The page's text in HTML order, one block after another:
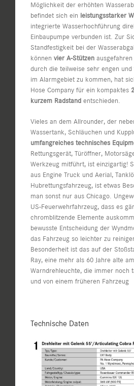
Möglichkeit der erhöhten
befindet sich ein leistungsstarker
integrierte Wasserhochführung
Einbaupumpe verbunden ist. Zur
Standfestigkeit bei der
können vier A-Stützen
durch die teilweise sehr engen
im Alarmgebiet zu kommen, hat
Hose Company für ein kompaktes
kurzem Radstand entschieden.
Vieles an dem Allrounder, der
Wassertank, Schläuchen und
umfangreiches technisches
Rettungsgerät, Türöffner,
Werkzeug mitführt, ist einzigartig!
aus Engine Truck und Aerial,
Hubrettungsfahrzeug, ist etwas
man sonst nur aus Chicago.
US-Feuerwehrfahrzeug, dass es
chromblitzende Elemente
bewusste Entscheidung der
das Fahrzeug so leichter zu
Besonderheit ist das auf der
Ray, eine mehr als 60 Jahre alte
Warndrehleuchte, die immer noch
und von einem früheren Fahrzeug
Technische Daten